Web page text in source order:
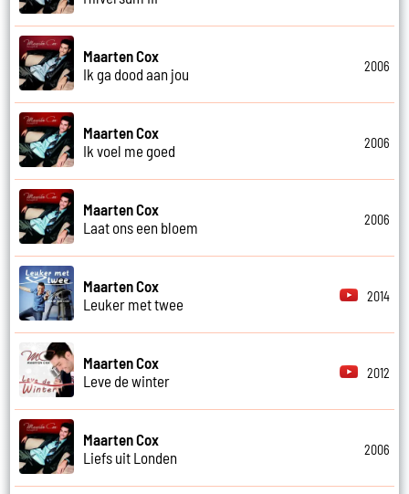
Maarten Cox
Ik ga dood aan jou
2006
Maarten Cox
Ik voel me goed
2006
Maarten Cox
Laat ons een bloem
2006
Maarten Cox
Leuker met twee
2014
Maarten Cox
Leve de winter
2012
Maarten Cox
Liefs uit Londen
2006